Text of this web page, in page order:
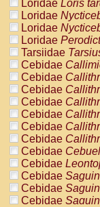
Loridae Loris
Loridae
Loridae
Loridae
Tarsiidae
Cebidae
Cebidae
Cebidae
Cebidae
Cebidae
Cebidae
Cebidae
Cebidae
Cebidae
Cebidae
Cebidae
Cebidae